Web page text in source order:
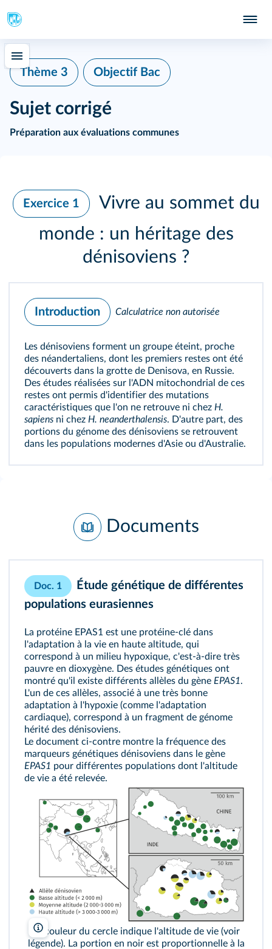
Thème 3 Objectif Bac
Sujet corrigé
Préparation aux évaluations communes
Exercice 1
Vivre au sommet du
monde : un héritage des
dénisoviens ?
Introduction Calculatrice non autorisée
Les dénisoviens forment un groupe éteint, proche
des néandertaliens, dont les premiers restes ont été
découverts dans la grotte de Denisova, en Russie.
Des études réalisées sur l'ADN mitochondrial de ces
restes ont permis d'identifier des mutations
caractéristiques que l'on ne retrouve ni chez H.
sapiens ni chez H. neanderthalensis. D'autre part, des
portions du génome des dénisoviens se retrouvent
dans les populations modernes d'Asie ou d'Australie.
Documents
Doc. 1
Étude génétique de différentes
populations eurasiennes
La protéine EPAS1 est une protéine‑clé dans
l'adaptation à la vie en haute altitude, qui
correspond à un milieu hypoxique, c'est‑à‑dire très
pauvre en dioxygène. Des études génétiques ont
montré qu'il existe différents allèles du gène EPAS1.
L'un de ces allèles, associé à une très bonne
adaptation à l'hypoxie (comme l'adaptation
cardiaque), correspond à un fragment de génome
hérité des dénisoviens.
Le document ci‑contre montre la fréquence des
marqueurs génétiques dénisoviens dans le gène
EPAS1 pour différentes populations dont l'altitude
de vie a été relevée.
lelivrescolaire.fr
La couleur du cercle indique l'altitude de vie (voir
légende). La portion en noir est proportionnelle à la